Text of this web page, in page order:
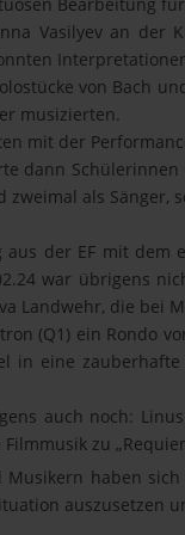
Bearbeitung
Vasilyev an der
von Bach
musizierten.
mit der
dann
als Sänger,
der EF mit dem
war übrigens
Landwehr, die bei
(Q1) ein Rondo
in eine
auch noch:
zu
haben
auszusetzen